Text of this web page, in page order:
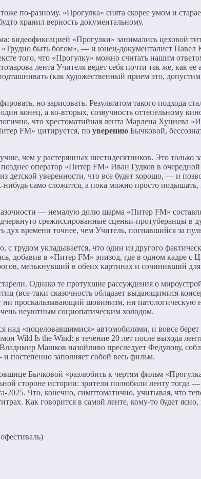
по-разному. «Прогулка» снята скорее умом и
хранил верность документальному.
видеофиксацией «Прогулки» занимались
быть богом», — и юнец-документалист Павел
того, что «Прогулку» можно считать нашим
лента Учителя ведет себя почти так же, как
(как художественный прием это,
но зарисовать. Результатом такого подхода
конец, а во-вторых, созвучность оттепельному
что хрестоматийная лента Марлена
FM» цитируется, по уверению Бычковой,
чем у растерянных шестидесятников. Это
оператор «Питер FM» Иван Гудков в
уверенности, что все будет хорошо, — и
само сложится, а пока можно просто подышать,
— немалую долю шарма «Питер FM»
срежиссированные сценки-протуберанцы в
времени точнее, чем Учитель, погнавшийся за
трудом укладывается, что один из другого
добавив в «Питер FM» эпизод, где в одном кадре
мелькнувший в обеих картинах и сочинивший
Однако те протухшие рассуждения о
(все-таки сказочность обладает выдающимися
ни проскальзывающий шовинизм, ни
неуютным социопатическим холодом.
«поцеловавшимися» автомобилями, и вовсе берет
Wild Is the Wind: в течение 20 лет после выхода
Машков назойливо преследует Федулову,
и постепенно заполняет собой весь фильм.
Бычковой «разлюбить к чертям фильм
стороне истории: зрители полюбили ленту тогда
Что, конечно, симптоматично, учитывая, что
Как говорится в самой ленте, кому-то будет